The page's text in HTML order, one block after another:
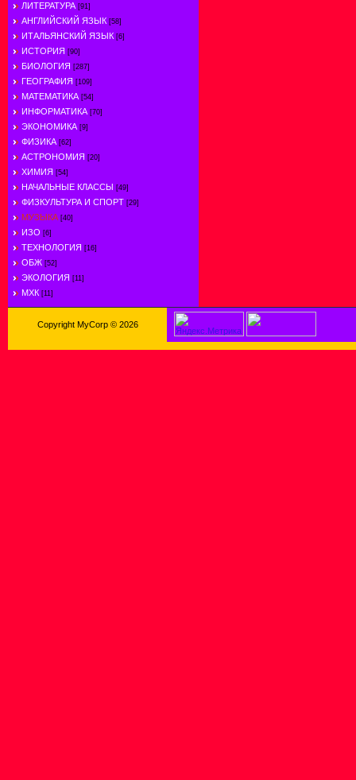
ЛИТЕРАТУРА [91]
АНГЛИЙСКИЙ ЯЗЫК [58]
ИТАЛЬЯНСКИЙ ЯЗЫК [6]
ИСТОРИЯ [90]
БИОЛОГИЯ [287]
ГЕОГРАФИЯ [109]
МАТЕМАТИКА [54]
ИНФОРМАТИКА [70]
ЭКОНОМИКА [9]
ФИЗИКА [62]
АСТРОНОМИЯ [20]
ХИМИЯ [54]
НАЧАЛЬНЫЕ КЛАССЫ [49]
ФИЗКУЛЬТУРА И СПОРТ [29]
МУЗЫКА [40]
ИЗО [6]
ТЕХНОЛОГИЯ [16]
ОБЖ [52]
ЭКОЛОГИЯ [11]
МХК [11]
Copyright MyCorp © 2026